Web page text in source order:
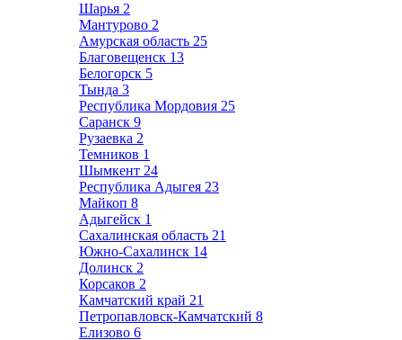
Шарья 2
Мантурово 2
Амурская область 25
Благовещенск 13
Белогорск 5
Тында 3
Республика Мордовия 25
Саранск 9
Рузаевка 2
Темников 1
Шымкент 24
Республика Адыгея 23
Майкоп 8
Адыгейск 1
Сахалинская область 21
Южно-Сахалинск 14
Долинск 2
Корсаков 2
Камчатский край 21
Петропавловск-Камчатский 8
Елизово 6